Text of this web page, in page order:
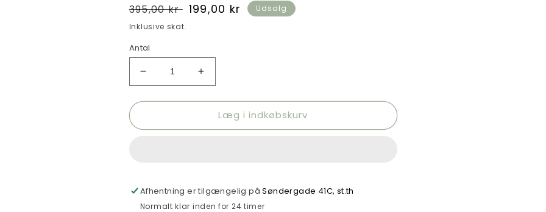
Normalpris
395,00 kr Udsalgspris
199,00 kr
Udsalg
Inklusive skat.
Antal
Reducer
antallet
for
-
Øg
antallet
for
-
Læg i indkøbskurv
Afhentning er tilgængelig påSøndergade 41C, st.th
Normalt klar inden for 24 timer